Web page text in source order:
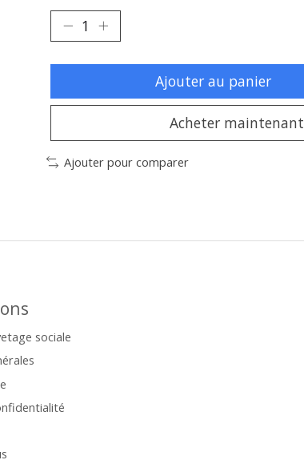
Ajouter au panier
Acheter maintenant
Ajouter pour comparer
sociale